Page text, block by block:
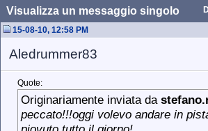
Visualizza un messaggio singolo
15-08-10, 12:58 PM
Aledrummer83
Quote:
Originariamente inviata da
peccato!!!oggi volevo andare in